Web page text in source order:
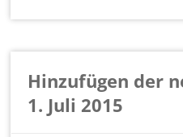
Hinzufügen der
1. Juli 2015